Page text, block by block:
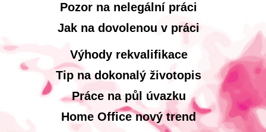
Pozor na nelegální práci
Jak na dovolenou v práci
Výhody rekvalifikace
Tip na dokonalý životopis
Práce na půl úvazku
Home Office nový trend